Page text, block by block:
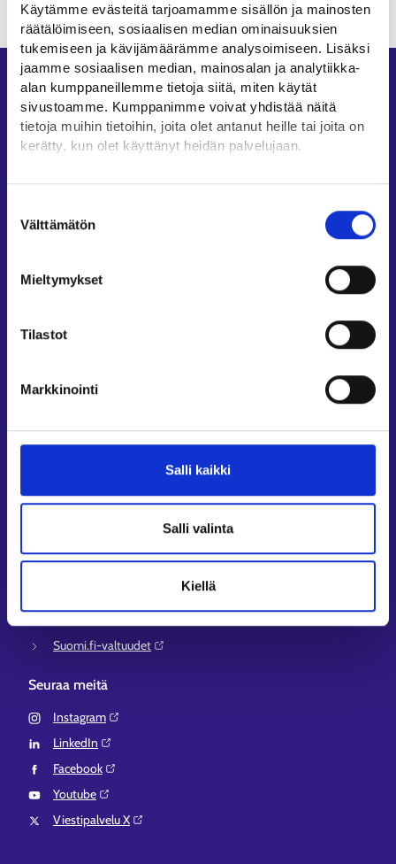
Käytämme evästeitä tarjoamamme sisällön ja mainosten
räätälöimiseen, sosiaalisen median ominaisuuksien
tukemiseen ja kävijämäärämme analysoimiseen. Lisäksi
jaamme sosiaalisen median, mainosalan ja analytiikka-
alan kumppaneillemme tietoja siitä, miten käytät
sivustoamme. Kumppanimme voivat yhdistää näitä
tietoja muihin tietoihin, joita olet antanut heille tai joita on
kerätty, kun olet käyttänyt heidän palvelujaan.
Löydät tietoa evästeiden käyttötarkoituksista
Lue tarkemmin
valinta
Välttämätön
Mieltymykset
Tilastot
Markkinointi
Salli kaikki
Salli valinta
Kiellä
Oikopolut
Asiointi
Oma työpolku
Tietoa muilla kielillä
Työllisyysalueiden yhteystiedot
Työttömyysturvaneuvonta
Asiointi- ja Oma työpolku -osioiden ohjeet
Osaamispolku⁠
Suomi.fi-valtuudet⁠
Seuraa meitä
Instagram⁠
LinkedIn⁠
Facebook⁠
Youtube⁠
Viestipalvelu X⁠